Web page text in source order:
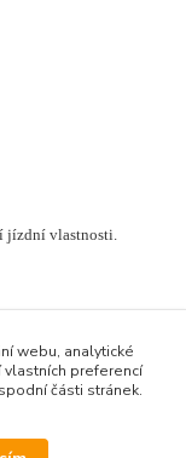
jízdní vlastnosti.
webu, analytické
vlastních preferencí
části stránek.